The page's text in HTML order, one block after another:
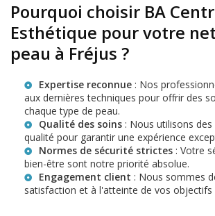
Pourquoi choisir BA
Esthétique pour votre
peau à Fréjus ?
Expertise reconnue : Nos
aux dernières techniques pour offrir des
chaque type de peau.
Qualité des soins : Nous utilisons
qualité pour garantir une expérience
Normes de sécurité strictes : Votre
bien-être sont notre priorité absolue.
Engagement client : Nous sommes
satisfaction et à l'atteinte de vos objectifs